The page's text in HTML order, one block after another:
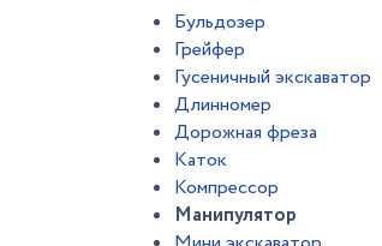
Бульдозер
Грейфер
Гусеничный экскаватор
Длинномер
Дорожная фреза
Каток
Компрессор
Манипулятор